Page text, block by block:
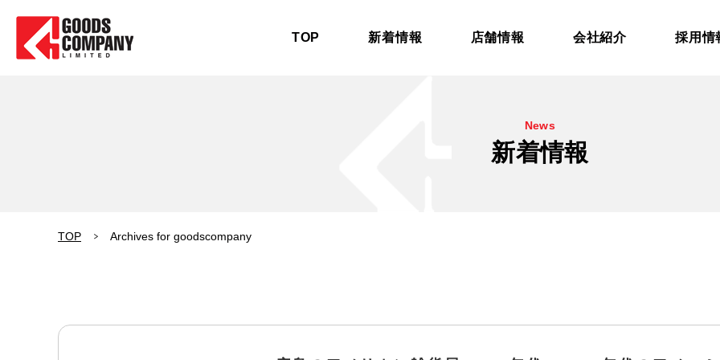
TOP 新着情報 店舗情報 会社紹介 採用情
News
新着情報
TOP Archives for goodscompany